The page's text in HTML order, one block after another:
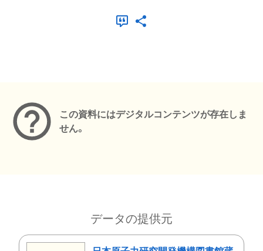
この資料にはデジタルコンテンツが存在しま
せん。
データの提供元